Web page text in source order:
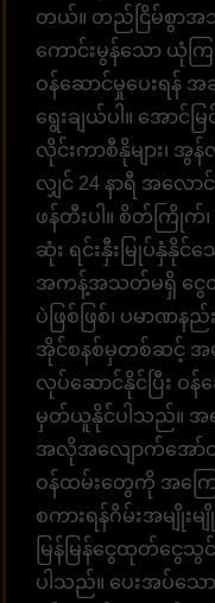
တယ်။ တည်ငြိမ်စွာအသုံ
ကောင်းမွန်သော ယုံက
ဝန်ဆောင်မှုပေးရန် အ
ရွေးချယ်ပါ။ အော
လိုင်းကာစီနိုများ၊ အွန်
လျှင် 24 နာရီ အလေ
ဖန်တီးပါ။ စိတ်ကြို
ဆုံး ရင်းနှီးမြုပ်နှံနိုင်သ
အကန့်အသတ်မရှိ ငွေထုတ်
ပဲဖြစ်ဖြစ်၊ ပမာဏန
အိုင်စနစ်မှတစ်ဆင့် အမ
လုပ်ဆောင်နိုင်ပြီး ဝ
မှတ်ယူနိုင်ပါသည်။ အ
အလိုအလျောက်အော်တို
ဝန်ထမ်းတွေကို အကြေ
စကားရန်ဂိမ်းအမျိုးမ
မြန်မြန်ငွေထုတ်ငွေသွင်
ပါသည်။ ပေးအပ်သေ